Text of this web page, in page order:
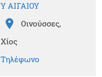
Υ ΑΙΓΑΙΟΥ
Οινούσσες,
Χίος
Τηλέφωνο